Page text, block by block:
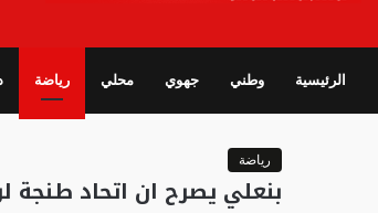
الرئيسية وطني جهوي محلي رياضة
رياضة
بنعلي يصرح ان اتحاد طنجة